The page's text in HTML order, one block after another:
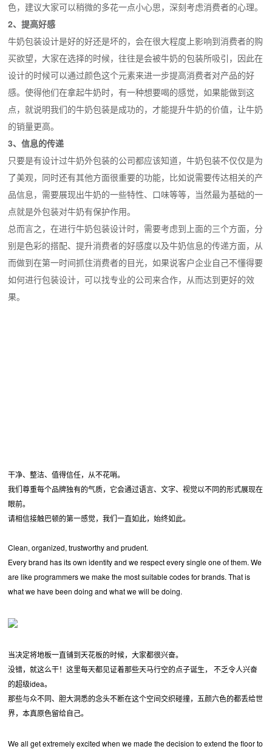
色，建议大家可以稍微的多花一点小心思，深刻考虑消费者的心理。
2、提高好感
牛奶包装设计是好的好还是坏的，会在很大程度上影响到消费者的购
买欲望，大家在选择的时候，往往是会被牛奶的包装所吸引，因此在
设计的时候可以通过颜色这个元素来进一步提高消费者对产品的好
感。使得他们在拿起牛奶时，有一种想要喝的感觉，如果能做到这
点，就说明我们的牛奶包装是成功的，才能提升牛奶的价值，让牛奶
的销量更高。
3、信息的传递
只要是有设计过牛奶外包装的公司都应该知道，牛奶包装不仅仅是为
了美观，同时还有其他方面很重要的功能，比如说需要传达相关的产
品信息，需要展现出牛奶的一些特性、口味等等，当然最为基础的一
点就是外包装对牛奶有保护作用。
总而言之，在进行牛奶包装设计时，需要考虑到上面的三个方面，分
别是色彩的搭配、提升消费者的好感度以及牛奶信息的传递方面，从
而做到在第一时间抓住消费者的目光，如果说客户企业自己不懂得要
如何进行包装设计，可以找专业的公司来合作，从而达到更好的效
果。
干净、整洁、值得信任，从不花哨。
我们尊重每个品牌独有的气质，它会通过语言、文字、视觉以不同的形式展现在
眼前。
请相信接触巴顿的第一感觉，我们一直如此，始终如此。
Clean, organized, trustworthy and prudent.
Every brand has its own identity and we respect every single one of them. We
are like programmers we make the most suitable codes for brands. That is
what we have been doing and what we will be doing.
当决定将地板一直铺到天花板的时候，大家都很兴奋。
没错，就这么干！这里每天都见证着那些天马行空的点子诞生， 不乏令人兴奋
的超级idea。
那些与众不同、胆大洞悉的念头不断在这个空间交织碰撞，五颜六色的都丢给世
界，本真原色留给自己。
We all get extremely excited when we made the decision to extend the floor to